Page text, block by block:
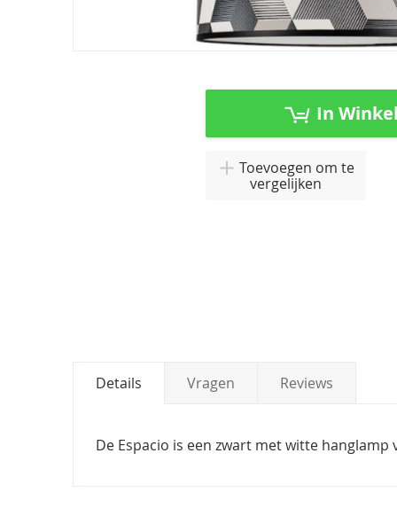
In
Toevoegen om te
vergelijken
Details Vragen Reviews
De Espacio is een zwart met witte